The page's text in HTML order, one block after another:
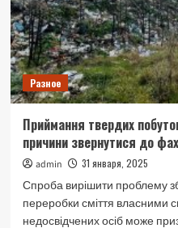
Разное
Приймання твердих
причини звернутися до
admin
31 января, 2025
Спроба вирішити проблему
переробки сміття власними
недосвідчених осіб може